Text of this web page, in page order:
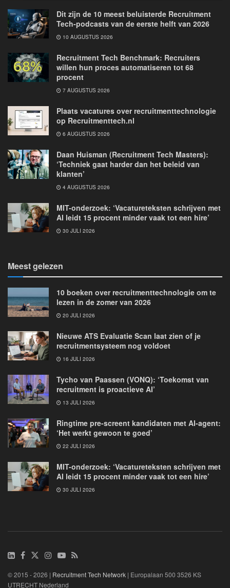
Dit zijn de 10 meest beluisterde Recruitment
Tech-podcasts van de eerste helft van 2026
10 AUGUSTUS 2026
Recruitment Tech Benchmark: Recruiters
willen hun proces automatiseren tot 68
procent
7 AUGUSTUS 2026
Plaats vacatures over recruitmenttechnologie
op Recruitmenttech.nl
6 AUGUSTUS 2026
Daan Huisman (Recruitment Tech Masters):
‘Techniek gaat harder dan het beleid van
klanten’
4 AUGUSTUS 2026
MIT-onderzoek: ‘Vacatureteksten schrijven met
AI leidt 15 procent minder vaak tot een hire’
30 JULI 2026
Meest gelezen
10 boeken over recruitmenttechnologie om te
lezen in de zomer van 2026
20 JULI 2026
Nieuwe ATS Evaluatie Scan laat zien of je
recruitmentsysteem nog voldoet
16 JULI 2026
Tycho van Paassen (VONQ): ‘Toekomst van
recruitment is proactieve AI’
13 JULI 2026
Ringtime pre-screent kandidaten met AI-agent:
‘Het werkt gewoon te goed’
22 JULI 2026
MIT-onderzoek: ‘Vacatureteksten schrijven met
AI leidt 15 procent minder vaak tot een hire’
30 JULI 2026
© 2015 - 2026 | Recruitment Tech Network | Europalaan 500 3526 KS
UTRECHT Nederland